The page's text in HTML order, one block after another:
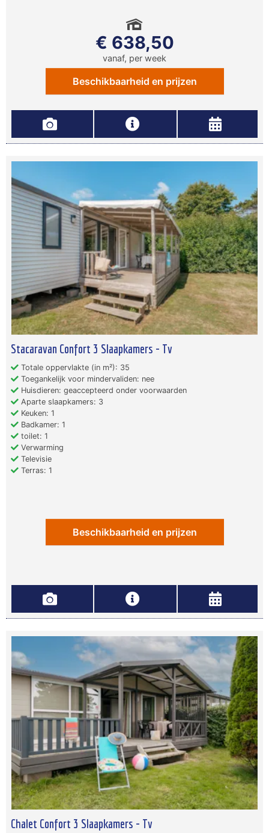
€ 638,50
vanaf, per week
Beschikbaarheid en prijzen
Stacaravan Confort 3 Slaapkamers - Tv
Totale oppervlakte (in m²): 35
Toegankelijk voor mindervaliden: nee
Huisdieren: geaccepteerd onder voorwaarden
Aparte slaapkamers: 3
Keuken: 1
Badkamer: 1
toilet: 1
Verwarming
Televisie
Terras: 1
Beschikbaarheid en prijzen
Chalet Confort 3 Slaapkamers - Tv